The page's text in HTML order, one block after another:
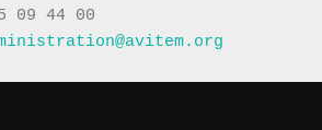
09 44 00